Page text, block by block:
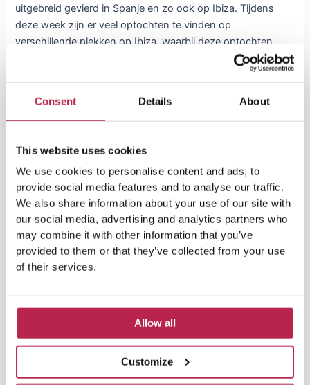
Consent Details About
This website uses cookies
We use cookies to personalise content and ads, to
provide social media features and to analyse our traffic.
We also share information about your use of our site with
our social media, advertising and analytics partners who
may combine it with other information that you’ve
provided to them or that they’ve collected from your use
of their services.
Allow all
Customize
uitgebreid gevierd in Spanje en zo ook op Ibiza. Tijdens
deze week zijn er veel optochten te vinden op
verschillende plekken op Ibiza, waarbij deze optochten
De 5 leukste ecologische
boerderij-restaurants van Ibiza
De
leukste
ecologische
boerderij-
restaurants
van
Ibiza